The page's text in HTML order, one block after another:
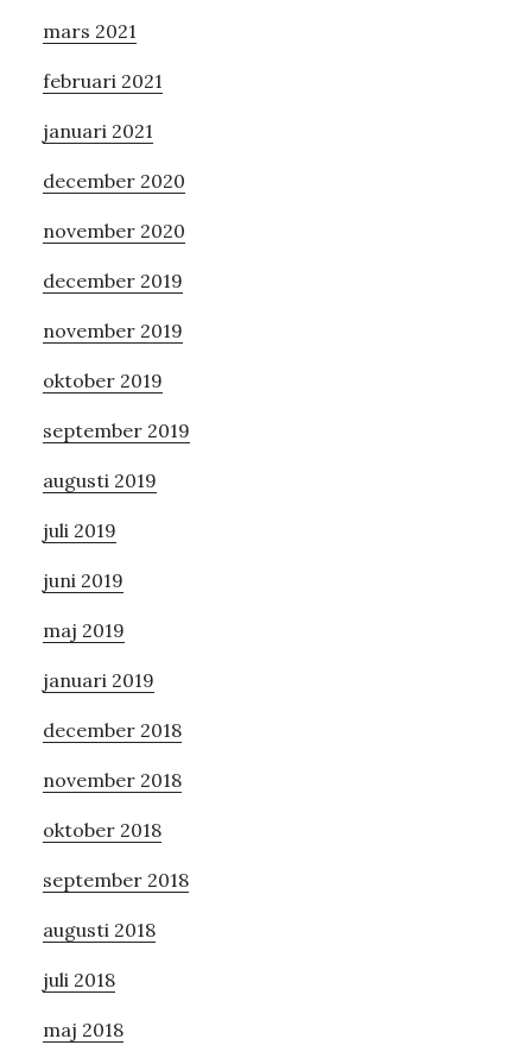
mars 2021
februari 2021
januari 2021
december 2020
november 2020
december 2019
november 2019
oktober 2019
september 2019
augusti 2019
juli 2019
juni 2019
maj 2019
januari 2019
december 2018
november 2018
oktober 2018
september 2018
augusti 2018
juli 2018
maj 2018